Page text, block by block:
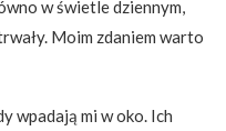
w świetle dziennym,
Moim zdaniem warto
wpadają mi w oko. Ich